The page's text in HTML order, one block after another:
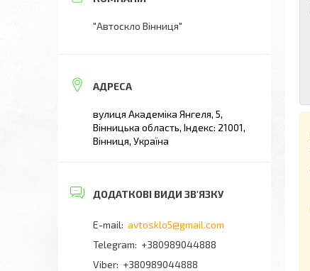
"Автоскло Вінниця"
вулиця Академіка Янгеля, 5,
Вінницька область, Індекс: 21001,
Вінниця, Україна
avtosklo5@gmail.com
+380989044888
+380989044888